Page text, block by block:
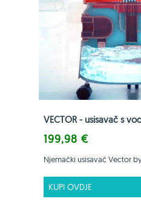
VECTOR - usisavač s
199,98 €
Njemački usisavač Vector
KUPI OVDJE